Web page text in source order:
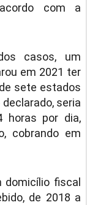
com a
casos, um
em 2021 ter
sete estados
seria
horas por dia,
cobrando em
domicílio fiscal
de 2018 a